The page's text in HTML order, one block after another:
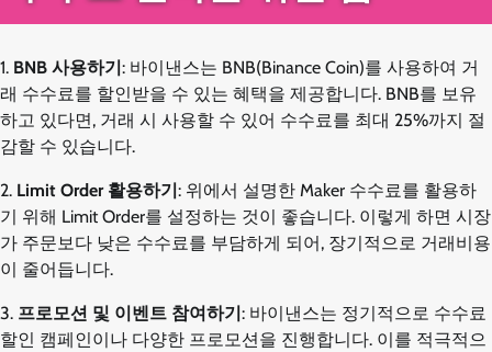
1. BNB 사용하기 : 바이낸스는 BNB(Binance Coin)를 사용하여 거
래 수수료를 할인받을 수 있는 혜택을 제공합니다. BNB를 보유
하고 있다면, 거래 시 사용할 수 있어 수수료를 최대 25%까지 절
감할 수 있습니다.
2. Limit Order 활용하기 : 위에서 설명한 Maker 수수료를 활용하
기 위해 Limit Order를 설정하는 것이 좋습니다. 이렇게 하면 시장
가 주문보다 낮은 수수료를 부담하게 되어, 장기적으로 거래비용
이 줄어듭니다.
3. 프로모션 및 이벤트 참여하기 : 바이낸스는 정기적으로 수수료
할인 캠페인이나 다양한 프로모션을 진행합니다. 이를 적극적으